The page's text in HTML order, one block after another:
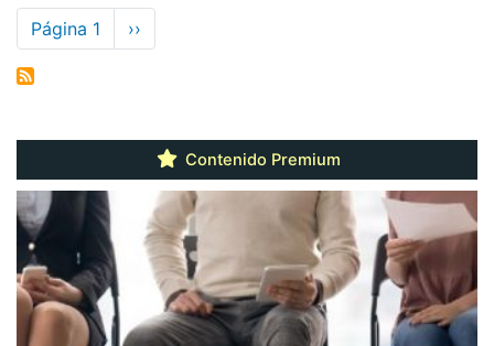
Paginación
Página 1
Siguiente
página
››
Contenido Premium